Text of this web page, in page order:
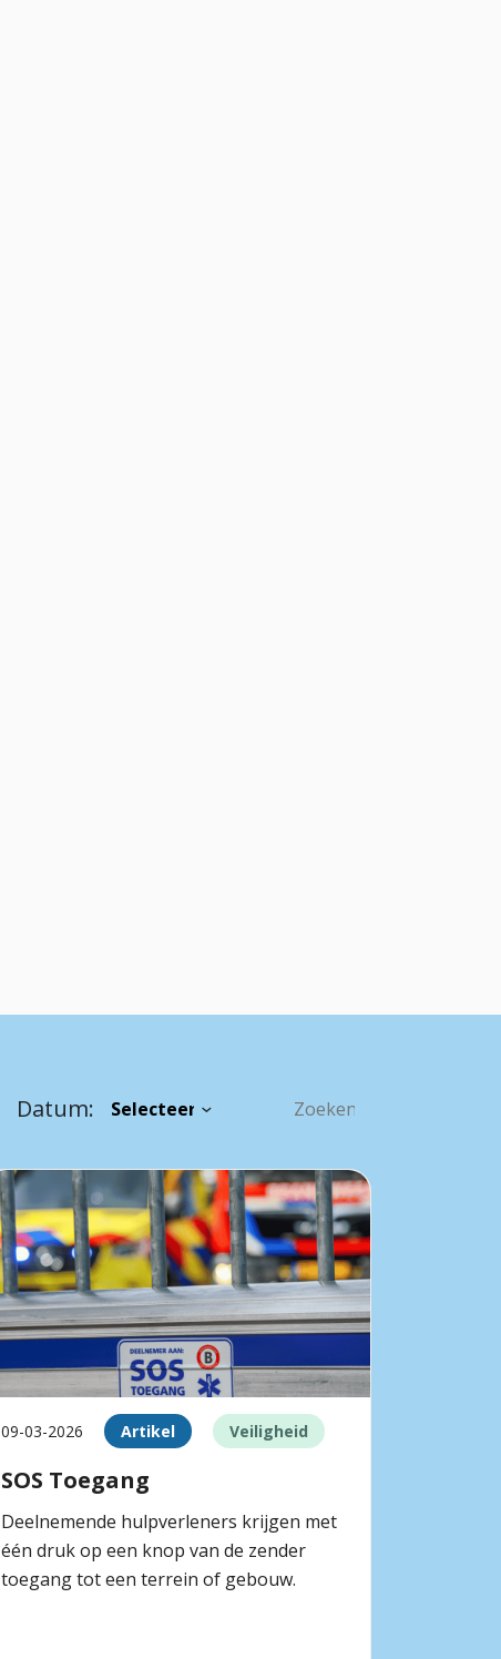
Datum:
09-03-2026 Artikel Veiligheid
SOS Toegang
Deelnemende hulpverleners krijgen met
één druk op een knop van de zender
toegang tot een terrein of gebouw.